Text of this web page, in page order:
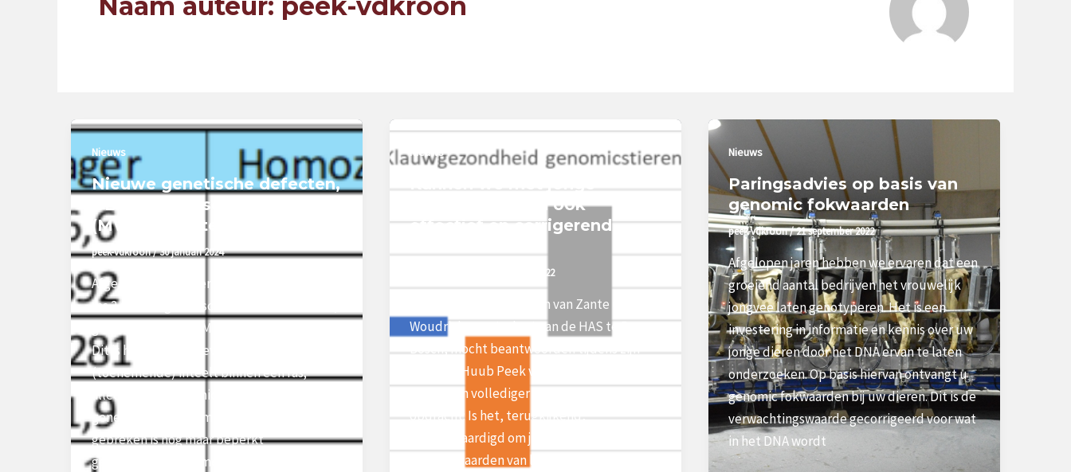
Nieuws
Nieuwe genetische defecten,
BLIRD en Muscle Weakness
(MW) in Holstein
peek-vdkroon/30 januari 2024
Afgelopen jaar zijn er binnen het Holstein-
ras 2 nieuwe genetische defecten ontdekt,
genaamd BLIRD en Muscle Weakness (MW).
Dit is het logische gevolg van
(toenemende) inteelt binnen een ras;
alleen dan kunnen nieuwe recessieve
genen tot uiting komen. Over deze
gebreken is nog maar beperkt
gecommuniceerd, mede omdat er nog
Nieuws
Genomic stieren ook
effectief en corrigerend
23 november 2022
Dat was de vraag die Tim van Zante uit
Woudrichem, student aan de HAS te Den
Bosch, mocht beantwoorden tijdens zijn
stage bij Huub Peek voor Peek & van der
Kroon. Om vollediger te zijn luidde de
opdracht: Is het, terugkijkend,
gerechtvaardigd om jonge Genomic stieren
met fokwaarden van lage
Nieuws
Paringsadvies op basis van
genomic fokwaarden
peek-vdkroon/21 september 2022
Afgelopen jaren hebben we ervaren dat een
groeiend aantal bedrijven het vrouwelijk
jongvee laten genotyperen. Het is een
investering in informatie en kennis over uw
jonge dieren door het DNA ervan te laten
onderzoeken. Op basis hiervan ontvangt u
genomic fokwaarden bij uw dieren. Dit is de
verwachtingswaarde gecorrigeerd voor wat
in het DNA wordt